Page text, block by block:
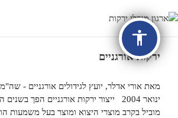
accessibility
ירקות אורגניים
מאת אורי אדלר, יועץ לגידולים אורגניים -
ינואר 2004 ייצור ירקות אורגניים הפך
מוביל בקרב מוצרי היצוא ומוצר בעל משמעות